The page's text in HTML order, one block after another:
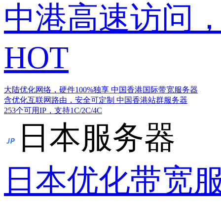
中港高速访问
HOT
大陆优化网络，硬件100%独享 中国香港国际带宽服务器
含优化互联网路由，安全可定制 中国香港站群服务器
253个可用IP，支持1C/2C/4C
日本服务器
日本优化带宽